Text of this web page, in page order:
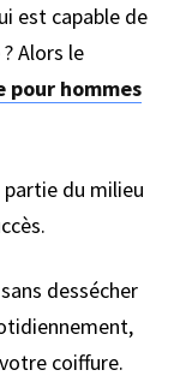
est capable de
Alors le
pour hommes
du milieu
dessécher
coiffure.